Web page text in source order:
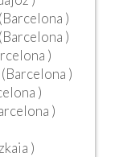
)
)
)
)
)
)
)